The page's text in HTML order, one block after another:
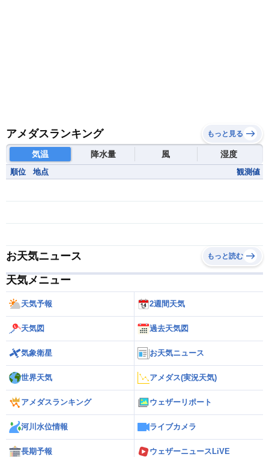
アメダスランキング もっと見る
気温 降水量 風 湿度
順位 地点 観測値
お天気ニュース もっと読む
天気メニュー
天気予報 2週間天気
天気図 過去天気図
気象衛星 お天気ニュース
世界天気 アメダス(実況天気)
アメダスランキング ウェザーリポート
河川水位情報 ライブカメラ
長期予報 ウェザーニュースLiVE